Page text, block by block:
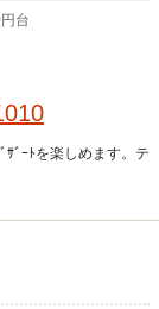
台
ﾞｰﾄを楽しめます。テ